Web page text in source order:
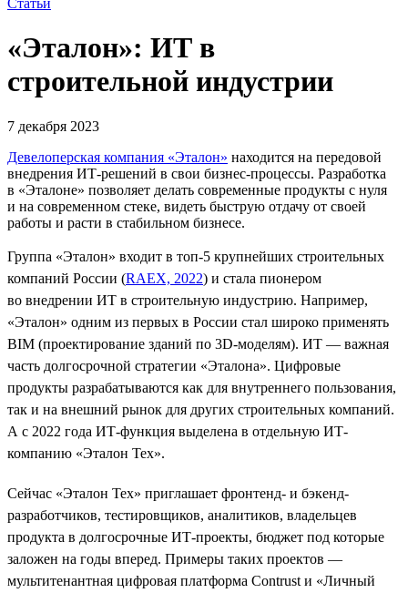
Статьи
«Эталон»: ИТ в
строительной индустрии
7 декабря 2023
Девелоперская компания «Эталон» находится на передовой
внедрения ИТ-решений в свои бизнес-процессы. Разработка
в «Эталоне» позволяет делать современные продукты с нуля
и на современном стеке, видеть быструю отдачу от своей
работы и расти в стабильном бизнесе.
Группа «Эталон» входит в топ-5 крупнейших строительных
компаний России (RAEX, 2022) и стала пионером
во внедрении ИТ в строительную индустрию. Например,
«Эталон» одним из первых в России стал широко применять
BIM (проектирование зданий по 3D-моделям). ИТ — важная
часть долгосрочной стратегии «Эталона». Цифровые
продукты разрабатываются как для внутреннего пользования,
так и на внешний рынок для других строительных компаний.
А с 2022 года ИТ-функция выделена в отдельную ИТ-
компанию «Эталон Тех».
Сейчас «Эталон Тех» приглашает фронтенд- и бэкенд-
разработчиков, тестировщиков, аналитиков, владельцев
продукта в долгосрочные ИТ-проекты, бюджет под которые
заложен на годы вперед. Примеры таких проектов —
мультитенантная цифровая платформа Contrust и «Личный